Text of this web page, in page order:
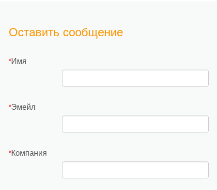
Оставить сообщение
*Имя
*Эмейл
*Компания